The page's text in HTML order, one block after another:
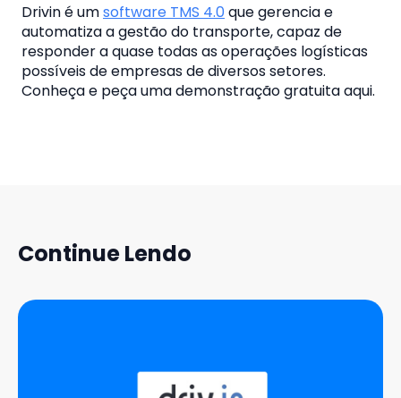
Drivin é umsoftware TMS 4.0que gerencia e
automatiza a gestão do transporte, capaz de
responder a quase todas as operações logísticas
possíveis de empresas de diversos setores.
Conheça e peça uma demonstração gratuita aqui.
Continue Lendo